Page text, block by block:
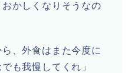
かしくなりそうなの
、外食はまた今度に
も我慢してくれ」